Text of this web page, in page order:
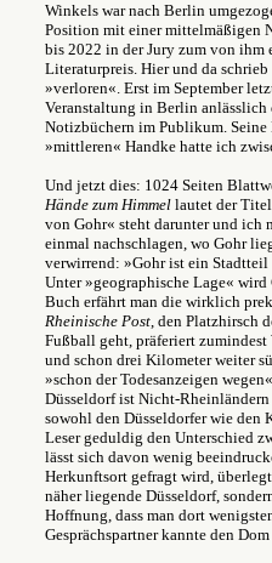
Winkels war nach Berlin
Position mit einer mittelmäßigen
bis 2022 in der Jury zum von
Literaturpreis. Hier und da
»verloren«. Erst im September
Veranstaltung in Berlin
Notizbüchern im Publikum. Seine
»mittleren« Handke hatte ich
Und jetzt dies: 1024 Seiten
Hände zum Himmel lautet der
von Gohr« steht darunter und ich
einmal nachschlagen, wo Gohr
verwirrend: »Gohr ist ein Stadtteil
Unter »geographische Lage«
Buch erfährt man die wirklich
Rheinische Post, den Platzhirsch
Fußball geht, präferiert
und schon drei Kilometer weiter
»schon der Todesanzeigen
Düsseldorf ist Nicht-
sowohl den Düsseldorfer wie den
Leser geduldig den Unterschied
lässt sich davon wenig
Herkunftsort gefragt wird,
näher liegende Düsseldorf,
Hoffnung, dass man dort
Gesprächspartner kannte den